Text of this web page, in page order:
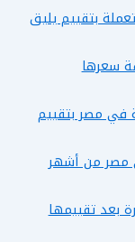
بتقييم يليق
سعرها
في مصر بتقييم
مصر من أشهر
بعد تقييمها